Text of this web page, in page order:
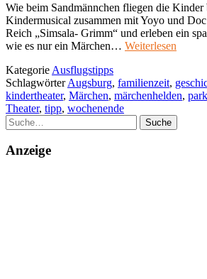
Wie beim Sandmännchen fliegen die Kinder
Kindermusical zusammen mit Yoyo und
Reich „Simsala- Grimm“ und erleben ein
wie es nur ein Märchen… Weiterlesen
Kategorie Ausflugstipps
SchlagwörterAugsburg, familienzeit,
kindertheater, Märchen, märchenhelden,
Theater, tipp, wochenende
Suche
Anzeige